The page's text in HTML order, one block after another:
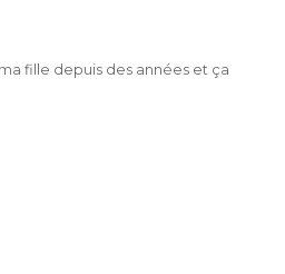
fille depuis des années et ça